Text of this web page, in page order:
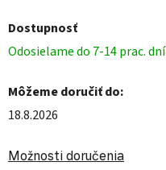
Dostupnosť
Odosielame do 7-14 prac. dní
Môžeme doručiť do:
18.8.2026
Možnosti doručenia